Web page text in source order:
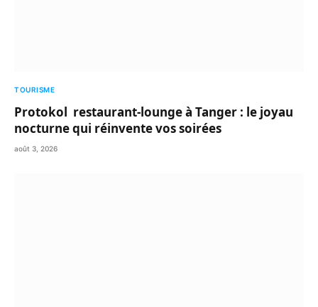
TOURISME
Protokol restaurant-lounge à Tanger : le joyau
nocturne qui réinvente vos soirées
août 3, 2026